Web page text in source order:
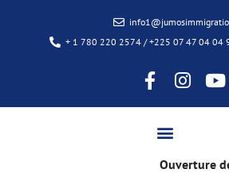
+ 1 780 220 2574 / +225 07 47 04 04
Ouverture